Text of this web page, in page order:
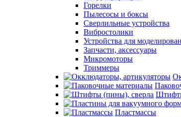
Горелки
Пылесосы и боксы
Сверлильные устройства
Вибростолики
Устройства для
Запчасти, аксессуары
Микромоторы
Триммеры
Пластмассы